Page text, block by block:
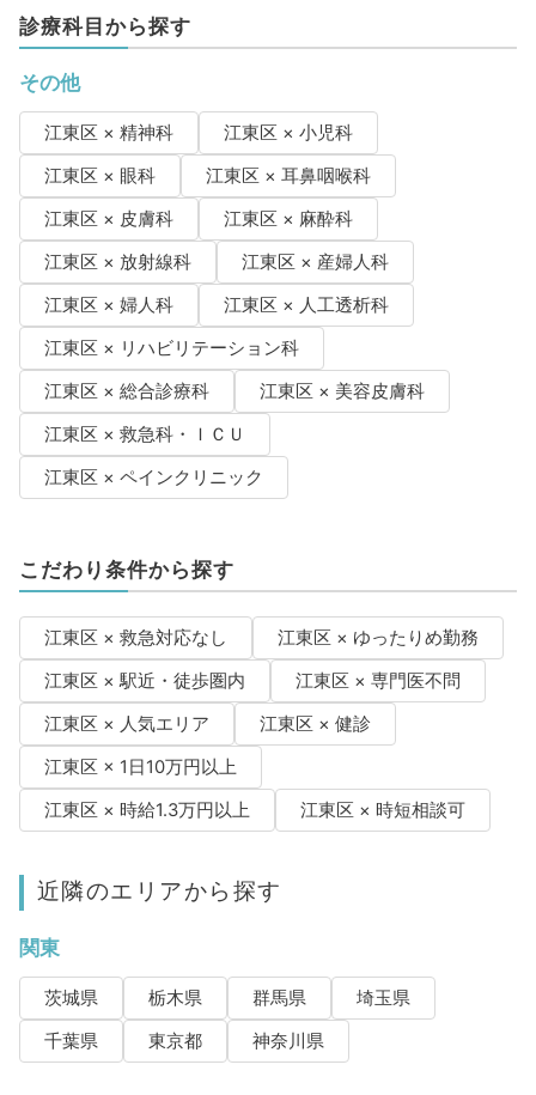
診療科目から探す
その他
江東区 × 精神科
江東区 × 小児科
江東区 × 眼科
江東区 × 耳鼻咽喉科
江東区 × 皮膚科
江東区 × 麻酔科
江東区 × 放射線科
江東区 × 産婦人科
江東区 × 婦人科
江東区 × 人工透析科
江東区 × リハビリテーション科
江東区 × 総合診療科
江東区 × 美容皮膚科
江東区 × 救急科・ＩＣＵ
江東区 × ペインクリニック
こだわり条件から探す
江東区 × 救急対応なし
江東区 × ゆったりめ勤務
江東区 × 駅近・徒歩圏内
江東区 × 専門医不問
江東区 × 人気エリア
江東区 × 健診
江東区 × 1日10万円以上
江東区 × 時給1.3万円以上
江東区 × 時短相談可
近隣のエリアから探す
関東
茨城県 栃木県 群馬県
埼玉県
千葉県
東京都 神奈川県